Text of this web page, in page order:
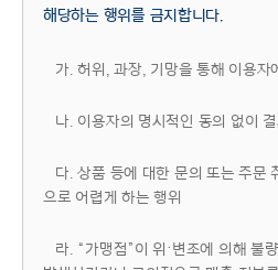
해당하는 행위를 금지합니다.
가. 허위, 과장, 기망을 통해 이용자
나. 이용자의 명시적인 동의 없이
다. 상품 등에 대한 문의 또는 주문
으로 어렵게 하는 행위
라. “가맹점”이 위·변조에 의해 불